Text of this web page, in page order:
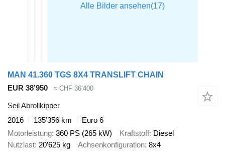
MAN 41.360 TGS 8X4 TRANSLIFT CHAIN
EUR 38’950
≈ CHF 36’400
Seil Abrollkipper
2016
135’356 km
Euro 6
Motorleistung 360 PS (265 kW) Kraftstoff Diesel
Nutzlast 20’625 kg Achsenkonfiguration 8x4